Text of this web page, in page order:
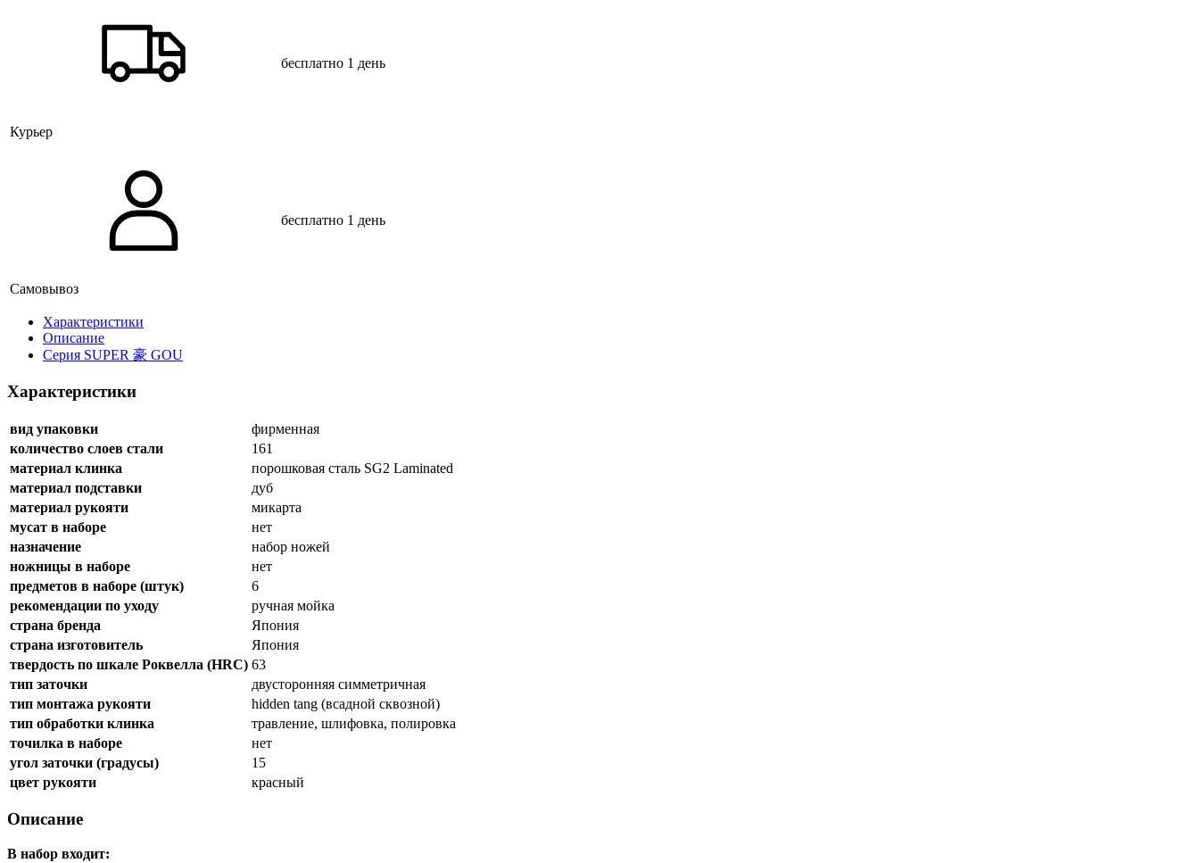
Курьер
бесплатно 1 день
Самовывоз
бесплатно 1 день
Xарактеристики
Описание
Серия SUPER 豪 GOU
Характеристики
вид упаковки
фирменная
количество слоев стали
161
материал клинка
порошковая сталь SG2 Laminated
материал подставки
дуб
материал рукояти
микарта
мусат в наборе
нет
назначение
набор ножей
ножницы в наборе
нет
предметов в наборе (штук)
6
рекомендации по уходу
ручная мойка
страна бренда
Япония
страна изготовитель
Япония
твердость по шкале Роквелла (HRC) 63
тип заточки
двусторонняя симметричная
тип монтажа рукояти
hidden tang (всадной сквозной)
тип обработки клинка
травление, шлифовка, полировка
точилка в наборе
нет
угол заточки (градусы)
15
цвет рукояти
красный
Описание
В набор входит: